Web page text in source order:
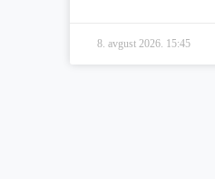
8. avgust 2026. 15:45